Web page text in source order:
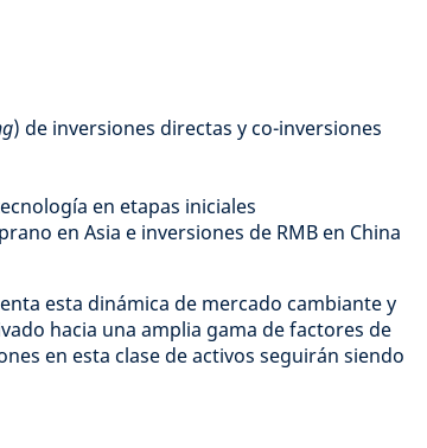
) de inversiones directas y co-inversiones
en etapas iniciales
en Asia e inversiones de RMB en China
esta dinámica de mercado cambiante y
hacia una amplia gama de factores de
en esta clase de activos seguirán siendo